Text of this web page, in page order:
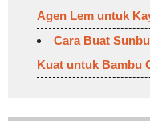
Agen Lem untuk
Cara Buat
Kuat untuk Bambu